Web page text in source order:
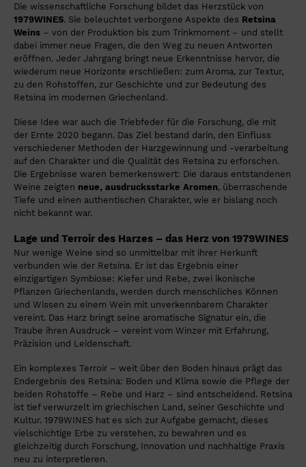
Die wissenschaftliche Forschung bildet das Herzstück von
1979WINES. Sie beleuchtet verborgene Aspekte des Retsina
Weins – von der Produktion bis zum Trinkmoment – und stellt
dabei immer neue Fragen, die den Weg zu neuen Antworten
eröffnen. Jeder Jahrgang bringt neue Erkenntnisse hervor, die
wiederum neue Horizonte erschließen: zum Aroma, zur Textur,
zu den Rohstoffen, zur Geschichte und zur Bedeutung des
Retsina im modernen Griechenland.
Diese Idee war auch die Triebfeder für die Forschung, die mit
der Ernte 2020 begann. Das Ziel bestand darin, den Einfluss
verschiedener Methoden der Harzgewinnung und -verarbeitung
auf den Charakter und die Qualität des Retsina zu erforschen.
Die Ergebnisse waren bemerkenswert: Die daraus entstandenen
Weine zeigten neue, ausdrucksstarke Aromen, überraschende
Tiefe und einen authentischen Charakter, wie er bislang noch
nicht bekannt war.
Lage und Terroir des Harzes – das Herz von 1979WINES
Nur wenige Weine sind so unmittelbar mit ihrer Herkunft
verbunden wie der Retsina. Er ist das Ergebnis einer
einzigartigen Symbiose: Kiefer und Rebe, zwei ikonische
Pflanzen Griechenlands, werden durch menschliches Können
und Wissen zu einem Wein mit unverkennbarem Charakter
vereint. Das Harz bringt seine aromatische Signatur ein, die
Traube ihren Ausdruck – vereint vom Winzer mit Erfahrung,
Präzision und Leidenschaft.
Ein komplexes Terroir – weit über den Boden hinaus prägt das
Endergebnis des Retsina: Boden und Klima sowie die Pflege der
beiden Rohstoffe – Rebe und Harz – sind entscheidend. Retsina
ist tief verwurzelt im griechischen Land, seiner Geschichte und
Kultur. 1979WINES hat es sich zur Aufgabe gemacht, dieses
vielschichtige Erbe zu verstehen, zu bewahren und es
gleichzeitig durch Forschung, Innovation und nachhaltige Praxis
neu zu interpretieren.